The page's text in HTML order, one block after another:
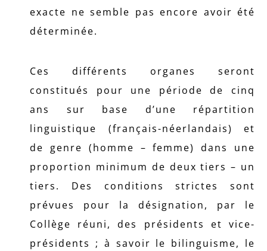
exacte ne semble pas encore avoir été
déterminée.
Ces différents organes seront
constitués pour une période de cinq
ans sur base d’une répartition
linguistique (français-néerlandais) et
de genre (homme – femme) dans une
proportion minimum de deux tiers – un
tiers. Des conditions strictes sont
prévues pour la désignation, par le
Collège réuni, des présidents et vice-
présidents ; à savoir le bilinguisme, le